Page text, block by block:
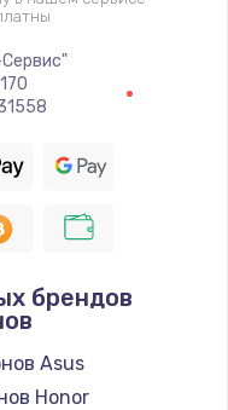
брендов
Asus
Honor